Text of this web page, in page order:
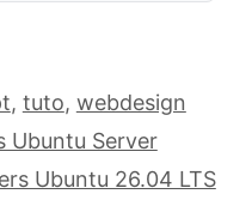
, tuto, webdesign
Ubuntu Server
Ubuntu 26.04 LTS